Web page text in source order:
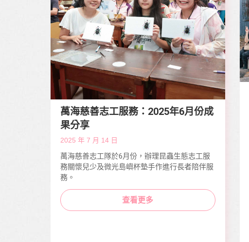
萬海慈善志工服務：2025年6月份成
果分享
2025 年 7 月 14 日
萬海慈善志工隊於6月份，辦理昆蟲生態志工服
務關懷兒少及微光島嶼杯墊手作進行長者陪伴服
務。
查看更多